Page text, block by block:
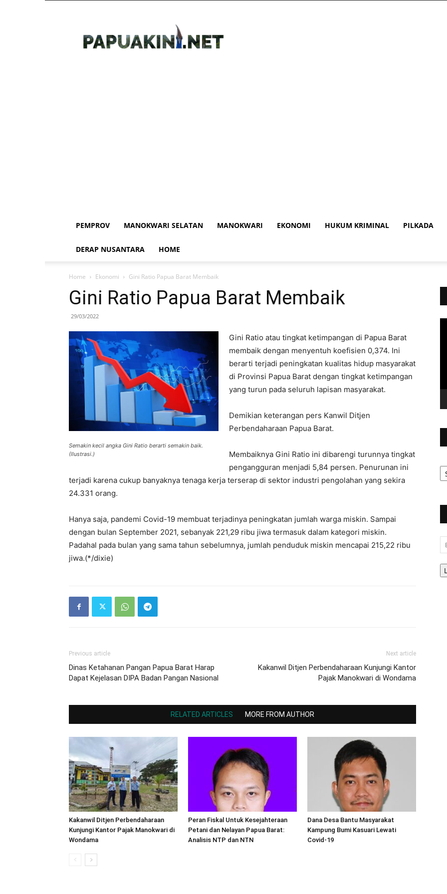
PEMPROV MANOKWARI SELATAN MANOKWARI EKONOMI HUKUM KRIMINAL PILKADA
DERAP NUSANTARA HOME
Home Ekonomi Gini Ratio Papua Barat Membaik
Gini Ratio Papua Barat Membaik
29/03/2022
Semakin kecil angka Gini Ratio berarti semakin baik.
(Ilustrasi.)
Gini Ratio atau tingkat ketimpangan di Papua Barat
membaik dengan menyentuh koefisien 0,374. Ini
berarti terjadi peningkatan kualitas hidup masyarakat
di Provinsi Papua Barat dengan tingkat ketimpangan
yang turun pada seluruh lapisan masyarakat.
Demikian keterangan pers Kanwil Ditjen
Perbendaharaan Papua Barat.
Membaiknya Gini Ratio ini dibarengi turunnya tingkat
pengangguran menjadi 5,84 persen. Penurunan ini
terjadi karena cukup banyaknya tenaga kerja terserap di sektor industri pengolahan yang sekira
24.331 orang.
Hanya saja, pandemi Covid-19 membuat terjadinya peningkatan jumlah warga miskin. Sampai
dengan bulan September 2021, sebanyak 221,29 ribu jiwa termasuk dalam kategori miskin.
Padahal pada bulan yang sama tahun sebelumnya, jumlah penduduk miskin mencapai 215,22 ribu
jiwa.(*/dixie)
Previous article
Dinas Ketahanan Pangan Papua Barat Harap
Dapat Kejelasan DIPA Badan Pangan Nasional
Next article
Kakanwil Ditjen Perbendaharaan Kunjungi Kantor
Pajak Manokwari di Wondama
RELATED ARTICLES MORE FROM AUTHOR
Kakanwil Ditjen Perbendaharaan
Kunjungi Kantor Pajak Manokwari di
Wondama
Peran Fiskal Untuk Kesejahteraan
Petani dan Nelayan Papua Barat:
Analisis NTP dan NTN
Dana Desa Bantu Masyarakat
Kampung Bumi Kasuari Lewati
Covid-19